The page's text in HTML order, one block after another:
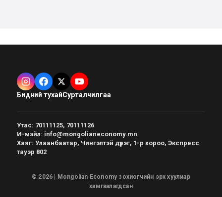
Бидний тухайСурталчилгаа
Утас: 70111125, 70111126
И-мэйл: info@mongolianeconomy.mn
Хаяг: Улаанбаатар, Чингэлтэй дүүрэг, 1-р хороо, Экспресс
тауэр 802
© 2026 | Mongolian Economy зохиогчийн эрх хуулиар
хамгаалагдсан